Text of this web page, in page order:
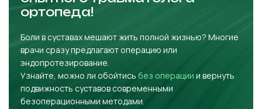
ортопеда!
Боли в суставах мешают жить полной жизнью? Многие
врачи сразу предлагают операцию или
эндопротезирование.
Узнайте, можно ли обойтись без операции и вернуть
подвижность суставов современными
безоперационными методами.